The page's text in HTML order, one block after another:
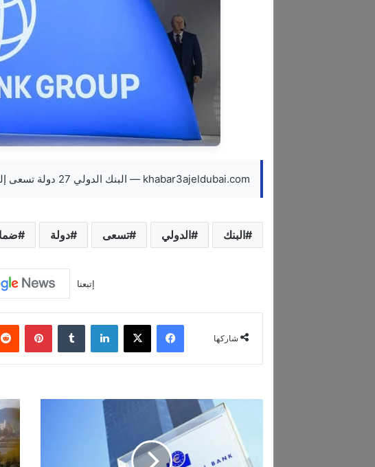
khabar3ajeldubai.com — البنك الدولي 27 دولة تسعى إلى ضمان الحصول على أموال الأزمات
البنك الدولي تسعى دولة
إتبعنا
شاركها
فيسبوك ‫X لينكدإن ‏Tumblr بينتيريست
ح
ر
ي
ق
ب